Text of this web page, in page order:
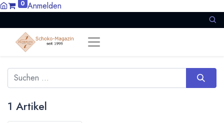
0 Anmelden
1 Artikel